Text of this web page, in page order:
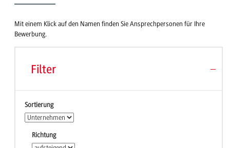
Mit einem Klick auf den Namen finden Sie Ansprechpersonen für Ihre
Bewerbung.
Filter
Sortierung
Richtung